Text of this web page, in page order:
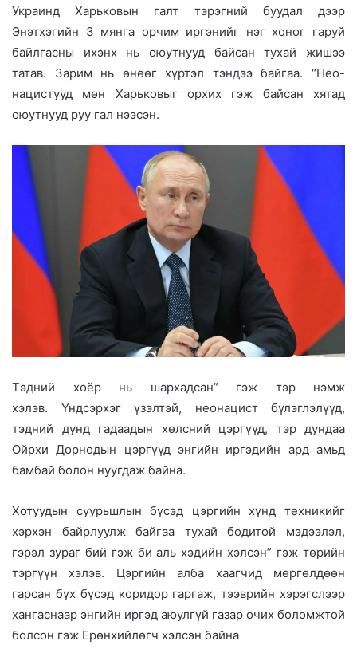
Украинд Харьковын галт тэрэгний буудал дээр
Энэтхэгийн 3 мянга орчим иргэнийг нэг хоног гаруй
байлгасны ихэнх нь оюутнууд байсан тухай жишээ
татав. Зарим нь өнөөг хүртэл тэндээ байгаа. “Нео-
нацистууд мөн Харьковыг орхих гэж байсан хятад
оюутнууд руу гал нээсэн.
Тэдний хоёр нь шархадсан” гэж тэр нэмж
хэлэв. Үндсэрхэг үзэлтэй, неонацист бүлэглэлүүд,
тэдний дунд гадаадын хөлсний цэргүүд, тэр дундаа
Ойрхи Дорнодын цэргүүд энгийн иргэдийн ард амьд
бамбай болон нуугдаж байна.
Хотуудын суурьшлын бүсэд цэргийн хүнд техникийг
хэрхэн байрлуулж байгаа тухай бодитой мэдээлэл,
гэрэл зураг бий гэж би аль хэдийн хэлсэн” гэж төрийн
тэргүүн хэлэв. Цэргийн алба хаагчид мөргөлдөөн
гарсан бүх бүсэд коридор гаргаж, тээврийн хэрэгслээр
хангаснаар энгийн иргэд аюулгүй газар очих боломжтой
болсон гэж Ерөнхийлөгч хэлсэн байна